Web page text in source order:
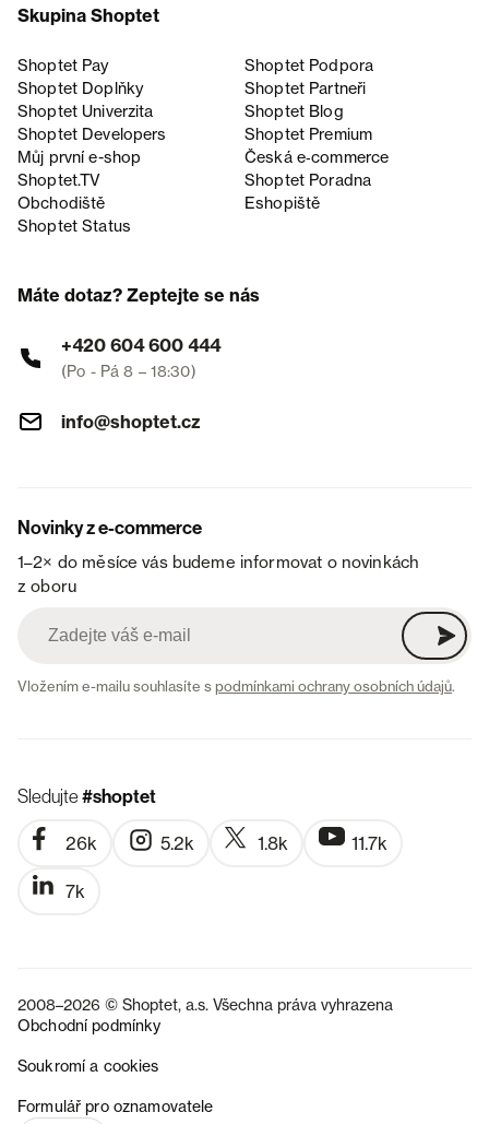
Skupina Shoptet
Shoptet Pay
Shoptet Podpora
Shoptet Doplňky
Shoptet Partneři
Shoptet Univerzita
Shoptet Blog
Shoptet Developers
Shoptet Premium
Můj první e-shop
Česká e‑commerce
Shoptet.TV
Shoptet Poradna
Obchodiště
Eshopiště
Shoptet Status
Máte dotaz? Zeptejte se nás
+420 604 600 444
(Po - Pá 8 – 18:30)
info@shoptet.cz
Novinky z e-commerce
1–2× do měsíce vás budeme informovat o novinkách
z oboru
Vložením e-mailu souhlasíte spodmínkami ochrany osobních údajů.
Sledujte#shoptet
26k 5.2k 1.8k 11.7k
7k
2008–2026 © Shoptet, a.s. Všechna práva vyhrazena
Obchodní podmínky
Soukromí a cookies
Formulář pro oznamovatele